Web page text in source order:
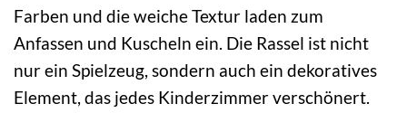
Farben und die weiche Textur laden zum
Anfassen und Kuscheln ein. Die Rassel ist nicht
nur ein Spielzeug, sondern auch ein dekoratives
Element, das jedes Kinderzimmer verschönert.